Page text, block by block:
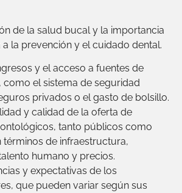
de la salud bucal y la importancia
a la prevención y el cuidado dental.
y el acceso a fuentes de
como el sistema de seguridad
privados o el gasto de bolsillo.
y calidad de la oferta de
tanto públicos como
términos de infraestructura,
humano y precios.
y expectativas de los
que pueden variar según sus